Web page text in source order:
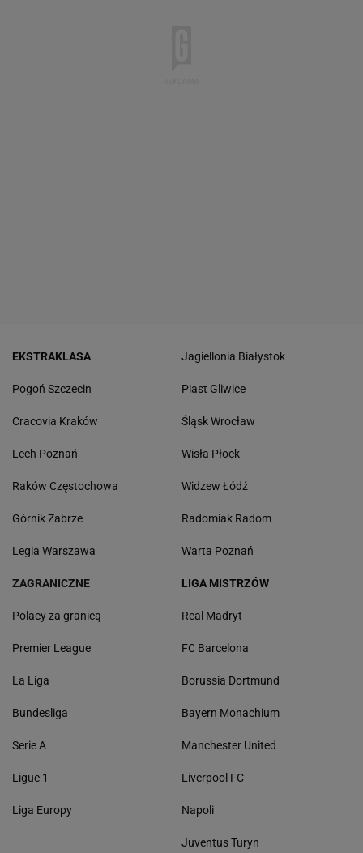
EKSTRAKLASA
Pogoń Szczecin
Cracovia Kraków
Lech Poznań
Raków Częstochowa
Górnik Zabrze
Legia Warszawa
Jagiellonia Białystok
Piast Gliwice
Śląsk Wrocław
Wisła Płock
Widzew Łódź
Radomiak Radom
Warta Poznań
ZAGRANICZNE
Polacy za granicą
Premier League
La Liga
Bundesliga
Serie A
Ligue 1
Liga Europy
LIGA MISTRZÓW
Real Madryt
FC Barcelona
Borussia Dortmund
Bayern Monachium
Manchester United
Liverpool FC
Napoli
Juventus Turyn